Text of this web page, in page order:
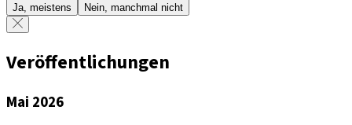
Ja, meistens Nein, manchmal nicht
Veröffentlichungen
Mai 2026